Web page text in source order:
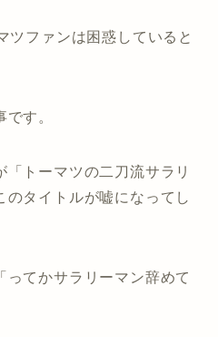
ツファンは困惑していると
す。
トーマツの二刀流サラリ
のタイトルが嘘になってし
ってかサラリーマン辞めて